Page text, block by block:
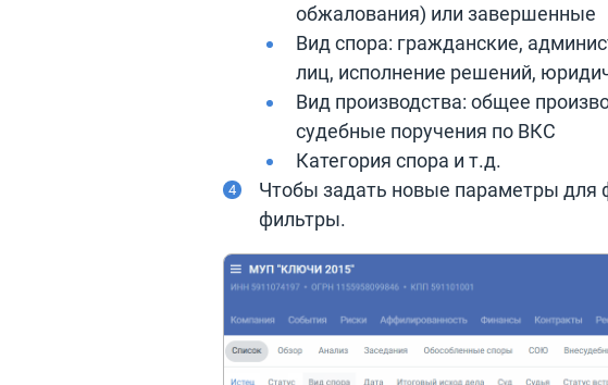
обжалования) или завершенные
Вид спора: гражданские,
лиц, исполнение решений,
Вид производства: общее
судебные поручения по ВКС
Категория спора и т.д.
Чтобы задать новые параметры для
фильтры.